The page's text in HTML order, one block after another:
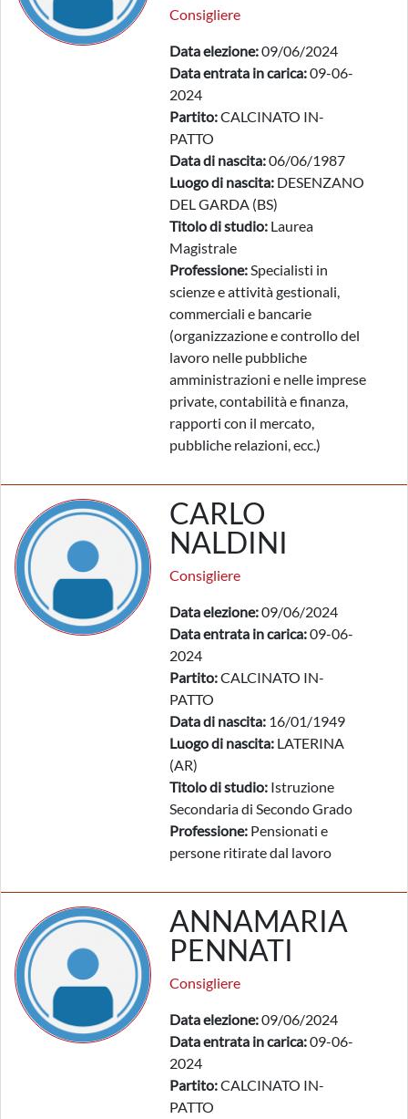
Consigliere
Data elezione:09/06/2024
Data entrata in carica:09-06-
2024
Partito:CALCINATO IN-
PATTO
Data di nascita:06/06/1987
Luogo di nascita: DESENZANO
DEL GARDA (BS)
Titolo di studio: Laurea
Magistrale
Professione:Specialisti in
scienze e attività gestionali,
commerciali e bancarie
(organizzazione e controllo del
lavoro nelle pubbliche
amministrazioni e nelle imprese
private, contabilità e finanza,
rapporti con il mercato,
pubbliche relazioni, ecc.)
CARLO
NALDINI
Consigliere
Data elezione:09/06/2024
Data entrata in carica:09-06-
2024
Partito:CALCINATO IN-
PATTO
Data di nascita: 16/01/1949
Luogo di nascita: LATERINA
(AR)
Titolo di studio: Istruzione
Secondaria di Secondo Grado
Professione: Pensionati e
persone ritirate dal lavoro
ANNAMARIA
PENNATI
Consigliere
Data elezione:09/06/2024
Data entrata in carica:09-06-
2024
Partito:CALCINATO IN-
PATTO